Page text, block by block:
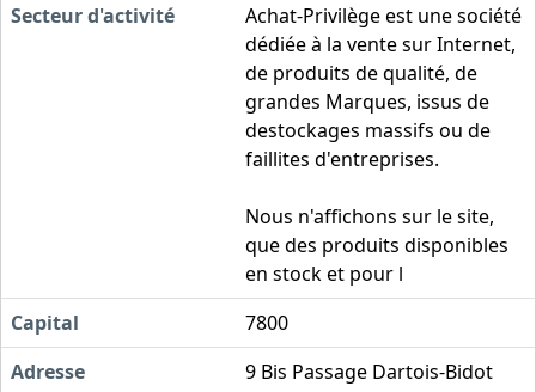
Secteur d'activité
Achat-Privilège est une société
dédiée à la vente sur Internet,
de produits de qualité, de
grandes Marques, issus de
destockages massifs ou de
faillites d'entreprises.
Nous n'affichons sur le site,
que des produits disponibles
en stock et pour l
Capital
7800
Adresse
9 Bis Passage Dartois-Bidot